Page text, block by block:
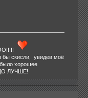
скисли, увидев моё
хорошее
ЛУЧШЕ!